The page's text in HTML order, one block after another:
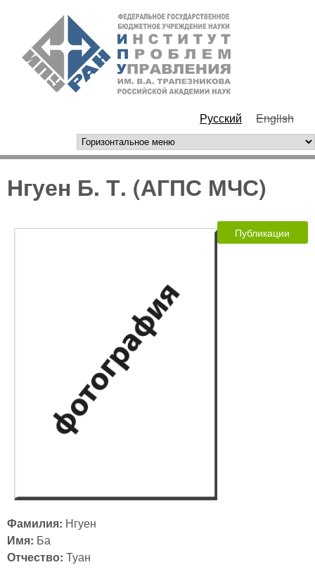
Перейти к основному
содержанию
РАН
Русский English
горизонтальное меню
Нгуен Б. Т. (АГПС МЧС)
Публикации
Фамилия: Нгуен
Имя: Ба
Отчество: Туан